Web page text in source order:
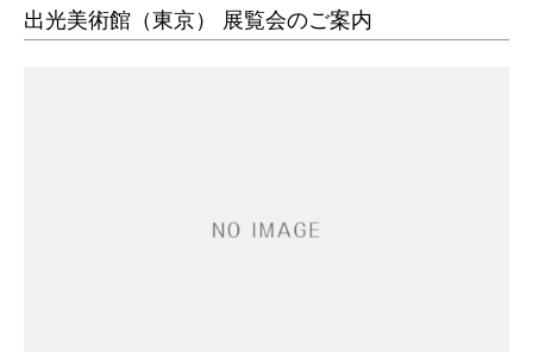
出光美術館（東京） 展覧会のご案内